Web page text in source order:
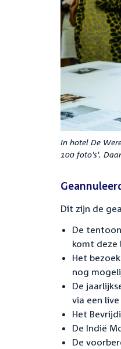
In hotel De
100 foto's'.
Dit zijn de
De
komt deze
Het
nog
De
via een
Het
De Indië
De